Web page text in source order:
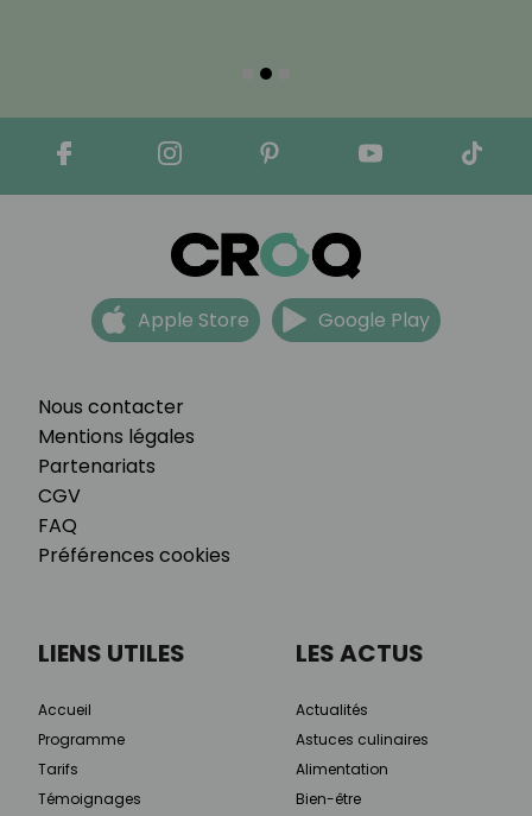
Nous contacter
Mentions légales
Partenariats
CGV
FAQ
Préférences cookies
Apple Store Google Play
LIENS UTILES
Accueil
Programme
Tarifs
Témoignages
LES ACTUS
Actualités
Astuces culinaires
Alimentation
Bien-être